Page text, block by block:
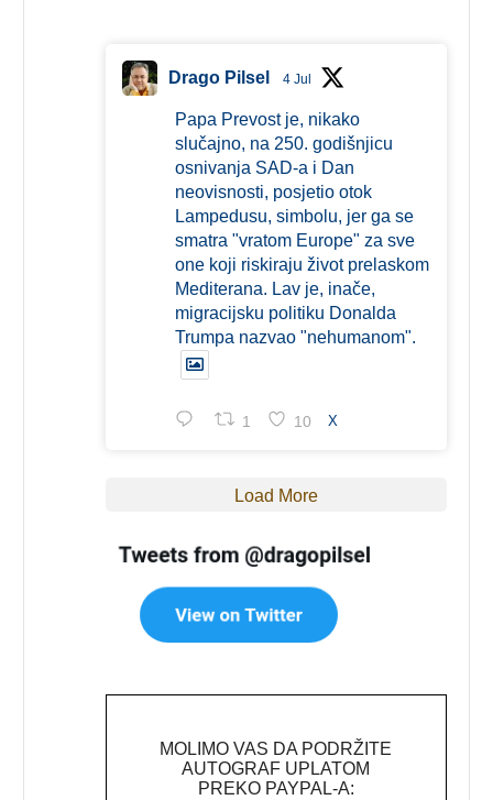
Drago Pilsel 4 Jul
Papa Prevost je, nikako
slučajno, na 250. godišnjicu
osnivanja SAD-a i Dan
neovisnosti, posjetio otok
Lampedusu, simbolu, jer ga se
smatra "vratom Europe" za sve
one koji riskiraju život prelaskom
Mediterana. Lav je, inače,
migracijsku politiku Donalda
Trumpa nazvao "nehumanom".
1 10 X
Load More
MOLIMO VAS DA PODRŽITE
AUTOGRAF UPLATOM
PREKO PAYPAL-A: